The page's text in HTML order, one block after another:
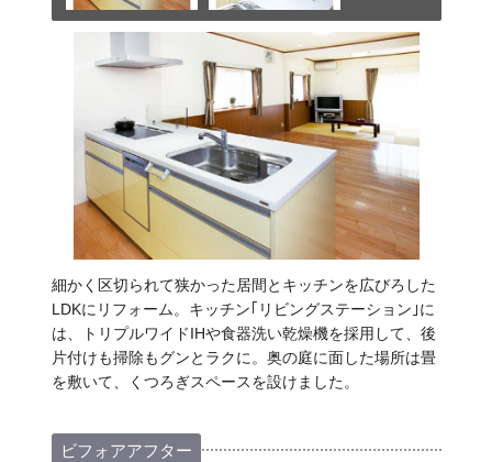
細かく区切られて狭かった居間とキッチンを広びろした
LDKにリフォーム。キッチン｢リビングステーション｣に
は、トリプルワイドIHや食器洗い乾燥機を採用して、後
片付けも掃除もグンとラクに。奥の庭に面した場所は畳
を敷いて、くつろぎスペースを設けました。
ビフォアアフター